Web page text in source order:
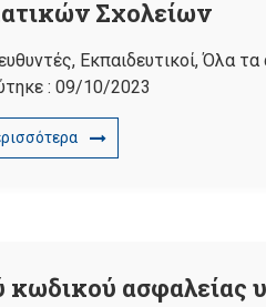
Σχολείων
, Εκπαιδευτικοί,Όλα τα
: 09/10/2023
κωδικού ασφαλείας